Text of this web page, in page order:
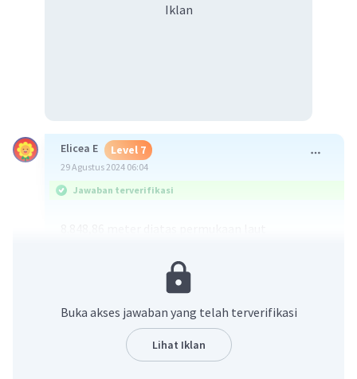
Iklan
Elicea E Level 7
29 Agustus 2024 06:04
Jawaban terverifikasi
Level 54
31 Agustus 2024 00:28
Jawaban terverifikasi
29.031,69 kaki (8.848,86 meter)
Buka akses jawaban yang telah terverifikasi
Lihat Iklan